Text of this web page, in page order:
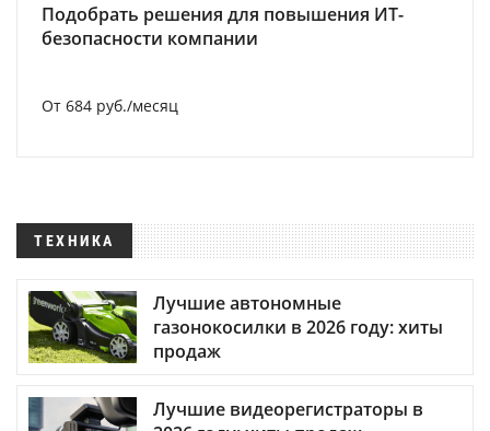
Подобрать решения для повышения ИТ-
безопасности компании
От 684 руб./месяц
ТЕХНИКА
Лучшие автономные
газонокосилки в 2026 году: хиты
продаж
Лучшие видеорегистраторы в